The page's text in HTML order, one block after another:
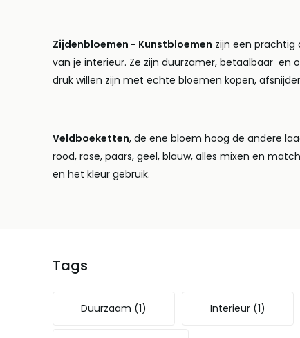
Zijdenbloemen - Kunstbloemen zijn een
van je interieur. Ze zijn duurzamer, betaalbaar en
druk willen zijn met echte bloemen kopen,
Veldboeketten, de ene bloem hoog de andere
rood, rose, paars, geel, blauw, alles mixen en
en het kleur gebruik.
Tags
Duurzaam (1) Interieur (1)